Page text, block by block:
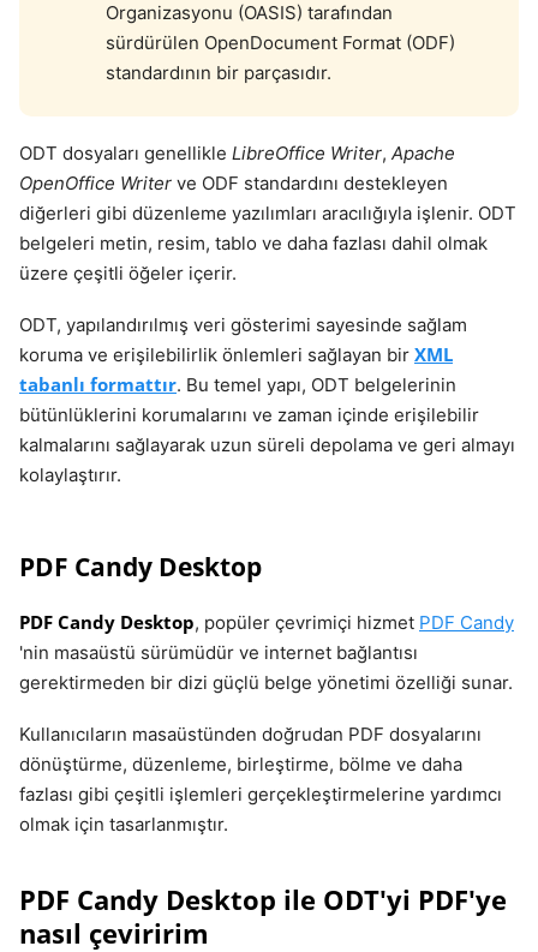
Organizasyonu (OASIS) tarafından
sürdürülen OpenDocument Format (ODF)
standardının bir parçasıdır.
ODT dosyaları genellikle LibreOffice Writer, Apache
OpenOffice Writer ve ODF standardını destekleyen
diğerleri gibi düzenleme yazılımları aracılığıyla işlenir. ODT
belgeleri metin, resim, tablo ve daha fazlası dahil olmak
üzere çeşitli öğeler içerir.
ODT, yapılandırılmış veri gösterimi sayesinde sağlam
koruma ve erişilebilirlik önlemleri sağlayan bir XML
tabanlı formattır. Bu temel yapı, ODT belgelerinin
bütünlüklerini korumalarını ve zaman içinde erişilebilir
kalmalarını sağlayarak uzun süreli depolama ve geri almayı
kolaylaştırır.
PDF Candy Desktop
PDF Candy Desktop, popüler çevrimiçi hizmet PDF Candy
'nin masaüstü sürümüdür ve internet bağlantısı
gerektirmeden bir dizi güçlü belge yönetimi özelliği sunar.
Kullanıcıların masaüstünden doğrudan PDF dosyalarını
dönüştürme, düzenleme, birleştirme, bölme ve daha
fazlası gibi çeşitli işlemleri gerçekleştirmelerine yardımcı
olmak için tasarlanmıştır.
PDF Candy Desktop ile ODT'yi PDF'ye
nasıl çeviririm